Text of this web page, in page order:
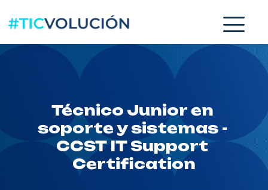
Técnico Junior en
soporte y sistemas -
CCST IT Support
Certification